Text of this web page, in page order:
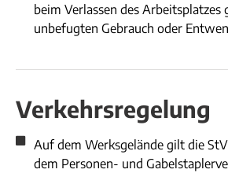
beim Verlassen des Arbeitsplatzes
unbefugten Gebrauch oder
Verkehrsregelung
Auf dem Werksgelände gilt die
dem Personen- und